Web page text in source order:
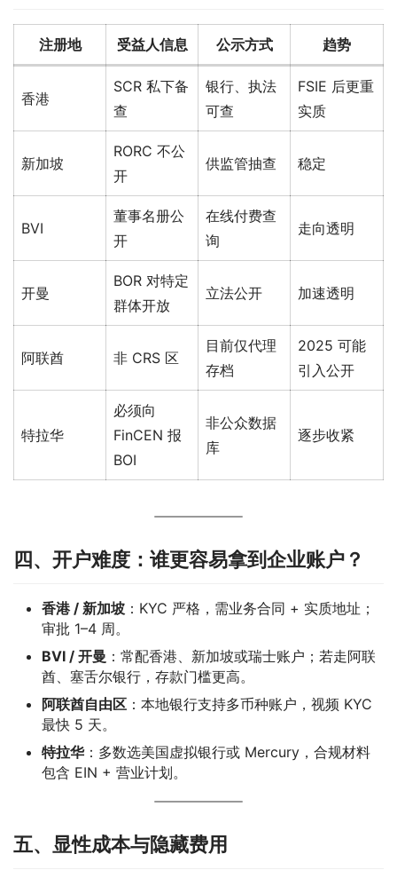
注册地 受益人信息 公示方式 趋势
香港
SCR 私下备
查
银行、执法
可查
FSIE 后更重
实质
新加坡
RORC 不公
开
供监管抽查 稳定
BVI
董事名册公
开
在线付费查
询
走向透明
开曼
BOR 对特定
群体开放
立法公开 加速透明
阿联酋 非 CRS 区
目前仅代理
存档
2025 可能
引入公开
特拉华
必须向
FinCEN 报
BOI
非公众数据
库
逐步收紧
四、开户难度：谁更容易拿到企业账户？
香港 / 新加坡 ：KYC 严格，需业务合同 + 实质地址；
审批 1–4 周。
BVI / 开曼 ：常配香港、新加坡或瑞士账户；若走阿联
酋、塞舌尔银行，存款门槛更高。
阿联酋自由区 ：本地银行支持多币种账户，视频 KYC
最快 5 天。
特拉华：多数选美国虚拟银行或 Mercury，合规材料
包含 EIN + 营业计划。
五、显性成本与隐藏费用